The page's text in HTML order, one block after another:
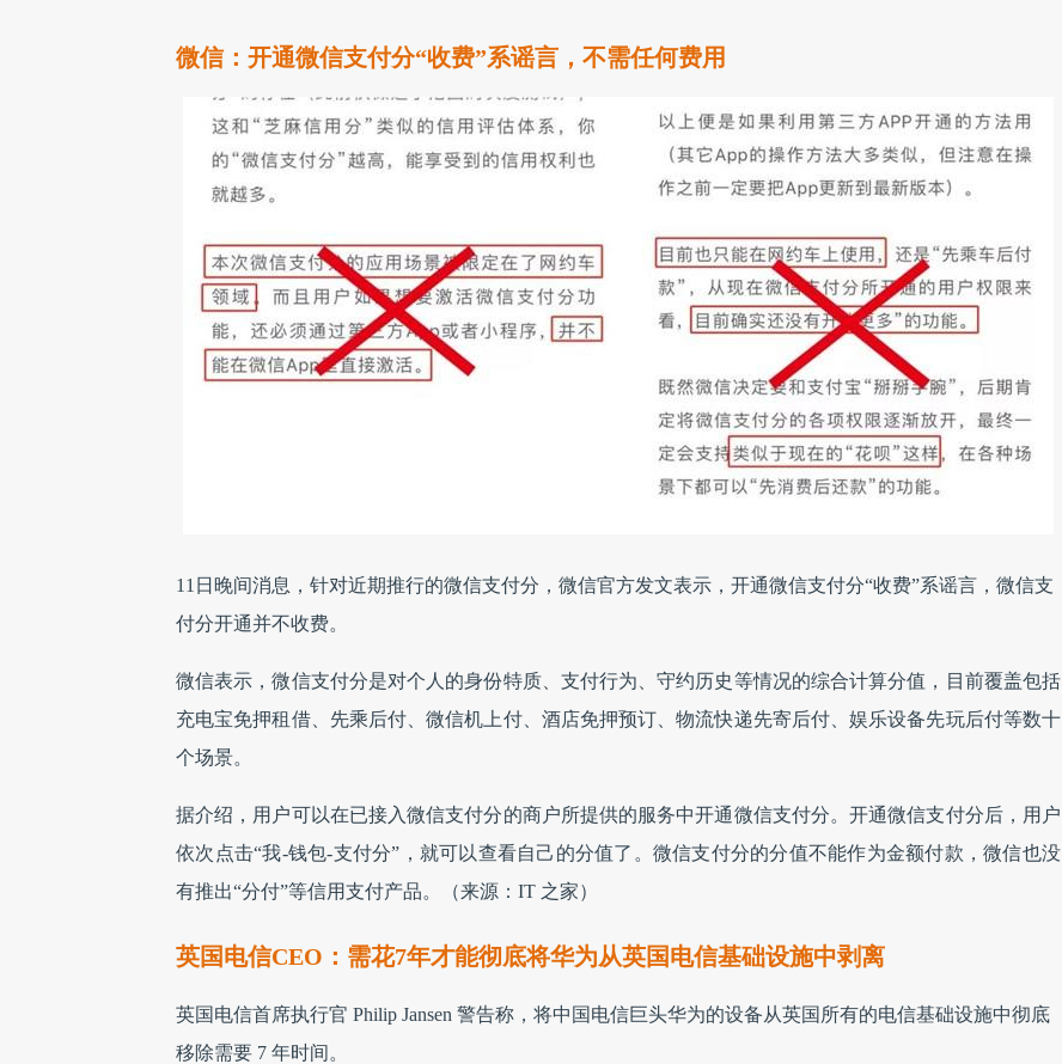
微信：开通微信支付分“收费”系谣言，不需任何费用
11日晚间消息，针对近期推行的微信支付分，微信官方发文表示，开通微信支付分“收费”系谣言，微信支
付分开通并不收费。
微信表示，微信支付分是对个人的身份特质、支付行为、守约历史等情况的综合计算分值，目前覆盖包括
充电宝免押租借、先乘后付、微信机上付、酒店免押预订、物流快递先寄后付、娱乐设备先玩后付等数十
个场景。
据介绍，用户可以在已接入微信支付分的商户所提供的服务中开通微信支付分。开通微信支付分后，用户
依次点击“我-钱包-支付分”，就可以查看自己的分值了。微信支付分的分值不能作为金额付款，微信也没
有推出“分付”等信用支付产品。（来源：IT 之家）
英国电信CEO：需花7年才能彻底将华为从英国电信基础设施中剥离
英国电信首席执行官 Philip Jansen 警告称，将中国电信巨头华为的设备从英国所有的电信基础设施中彻底
移除需要 7 年时间。